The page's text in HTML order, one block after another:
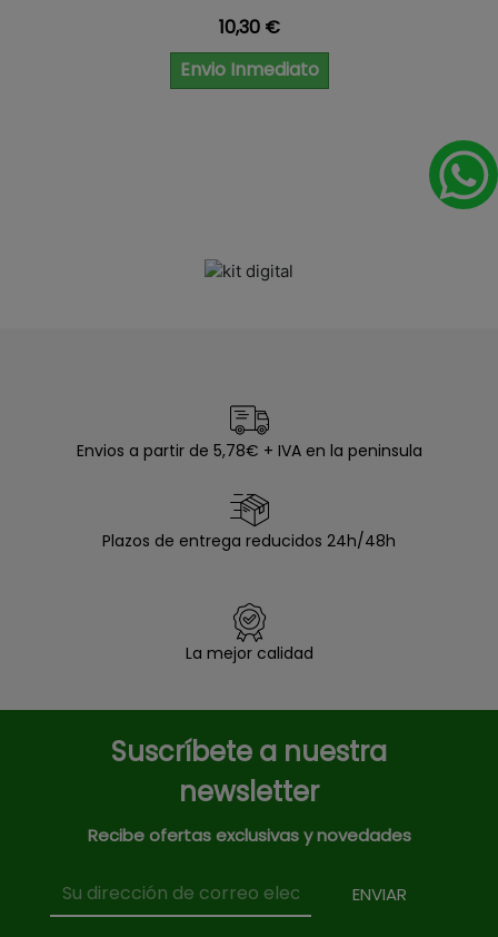
Precio
10,30 €
Envio Inmediato
Envios a partir de 5,78€ + IVA en la peninsula
Plazos de entrega reducidos 24h/48h
La mejor calidad
Suscríbete a nuestra
newsletter
Recibe ofertas exclusivas y novedades